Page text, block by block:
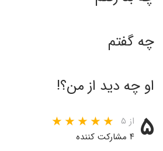
چه گفتم
او چه دید از من؟!
۵ از ۵
۴ مشارکت کننده